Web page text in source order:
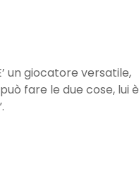
un giocatore versatile,
fare le due cose, lui è